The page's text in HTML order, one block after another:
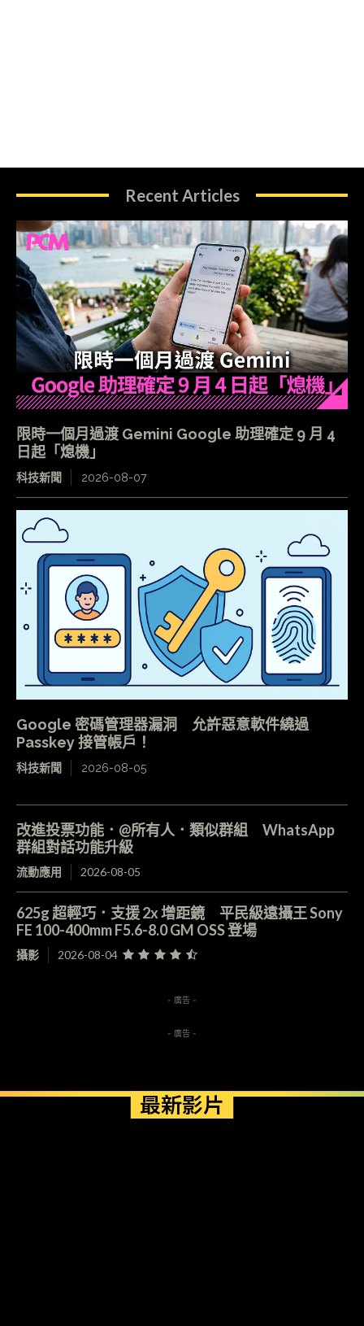
Recent Articles
限時一個月過渡 Gemini Google 助理確定 9 月 4
日起「熄機」
科技新聞 2026-08-07
Google 密碼管理器漏洞 允許惡意軟件繞過
Passkey 接管帳戶！
科技新聞 2026-08-05
改進投票功能．@所有人．類似群組 WhatsApp
群組對話功能升級
流動應用 2026-08-05
625g 超輕巧．支援 2x 增距鏡 平民級遠攝王 Sony
FE 100-400mm F5.6-8.0 GM OSS 登場
攝影 2026-08-04
- 廣告 -
- 廣告 -
最新影片